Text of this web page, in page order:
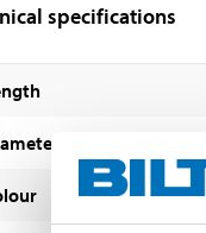
specifications